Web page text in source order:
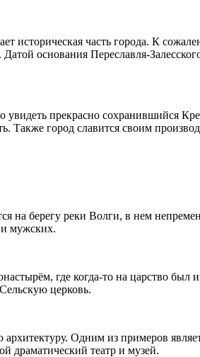
часть города. К
основания Переславля-
прекрасно сохранившийся
Также город славится своим
берегу реки Волги, в нем
и мужских.
где когда-то на царство был
церковь.
Одним из примеров
драматический театр и музей.